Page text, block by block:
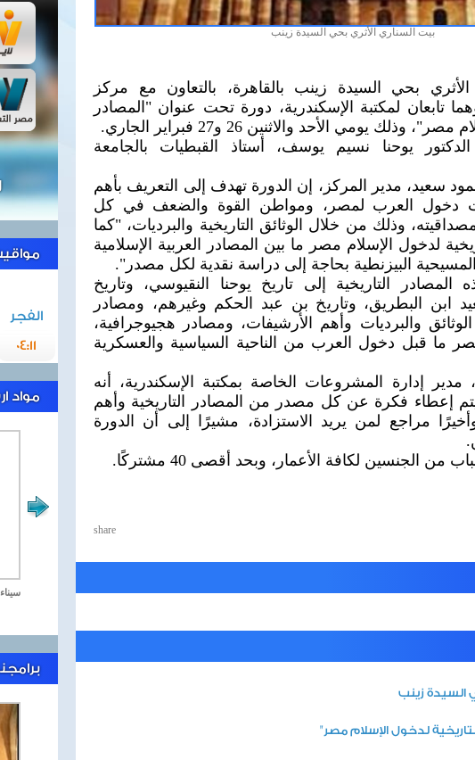
بيت السناري الأثري بحي السيدة زينب
بحي السيدة زينب بالقاهرة، بالتعاون مع مركز
تابعان لمكتبة الإسكندرية، دورة تحت عنوان "المصادر
وذلك يومي الأحد والاثنين 26 و27 فبراير الجاري.
يوحنا نسيم يوسف، أستاذ القبطيات بالجامعة
سعيد، مدير المركز، إن الدورة تهدف إلى التعريف بأهم
دخول العرب لمصر، ومواطن القوة والضعف في كل
وذلك من خلال الوثائق التاريخية والبرديات، "كما
لدخول الإسلام مصر ما بين المصادر العربية الإسلامية
البيزنطية بحاجة إلى دراسة نقدية لكل مصدر".
التاريخية إلى تاريخ يوحنا النقيوسي، وتاريخ
ابن البطريق، وتاريخ بن عبد الحكم وغيرهم، ومصادر
والبرديات وأهم الأرشيفات، ومصادر هجيوجرافية،
ما قبل دخول العرب من الناحية السياسية والعسكرية
إدارة المشروعات الخاصة بمكتبة الإسكندرية، أنه
إعطاء فكرة عن كل مصدر من المصادر التاريخية وأهم
مراجع لمن يريد الاستزادة، مشيرًا إلى أن الدورة
الجنسين لكافة الأعمار، وبحد أقصى 40 مشتركًا.
share
السيدة زينب
لدخول الإسلام مصر"
الفجر
04:11
مواد
سيناء 2018 العملية مصر تحارب الاهارب